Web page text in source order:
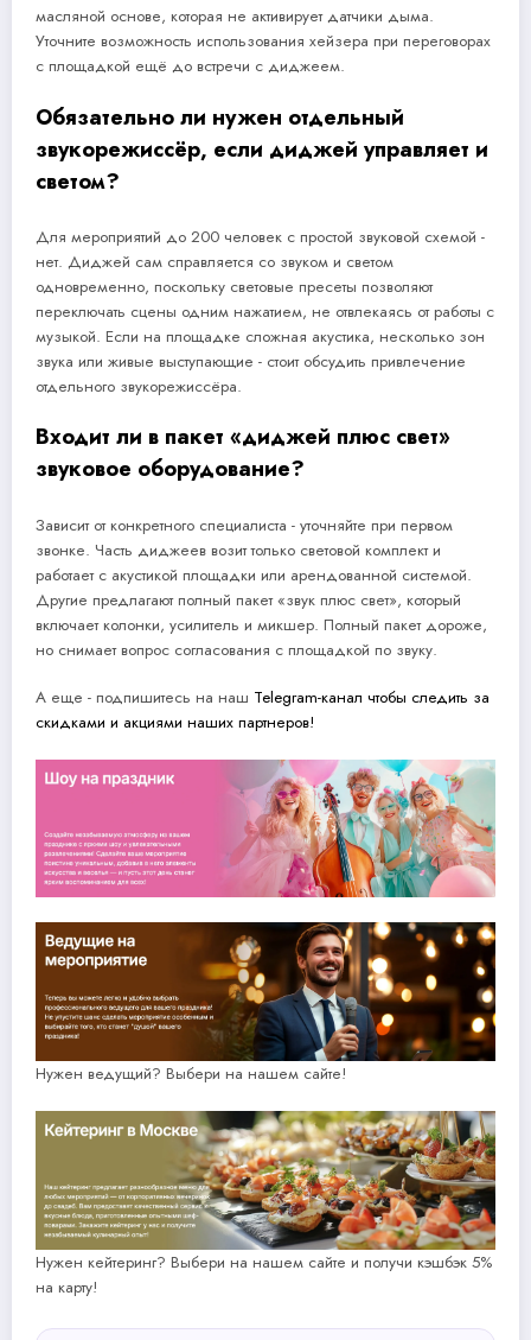
масляной основе, которая не активирует датчики дыма.
Уточните возможность использования хейзера при переговорах
с площадкой ещё до встречи с диджеем.
Обязательно ли нужен отдельный
звукорежиссёр, если диджей управляет и
светом?
Для мероприятий до 200 человек с простой звуковой схемой -
нет. Диджей сам справляется со звуком и светом
одновременно, поскольку световые пресеты позволяют
переключать сцены одним нажатием, не отвлекаясь от работы с
музыкой. Если на площадке сложная акустика, несколько зон
звука или живые выступающие - стоит обсудить привлечение
отдельного звукорежиссёра.
Входит ли в пакет «диджей плюс свет»
звуковое оборудование?
Зависит от конкретного специалиста - уточняйте при первом
звонке. Часть диджеев возит только световой комплект и
работает с акустикой площадки или арендованной системой.
Другие предлагают полный пакет «звук плюс свет», который
включает колонки, усилитель и микшер. Полный пакет дороже,
но снимает вопрос согласования с площадкой по звуку.
А еще - подпишитесь на наш Telegram-канал чтобы следить за
скидками и акциями наших партнеров!
Нужен ведущий? Выбери на нашем сайте!
Нужен кейтеринг? Выбери на нашем сайте и получи кэшбэк 5%
на карту!